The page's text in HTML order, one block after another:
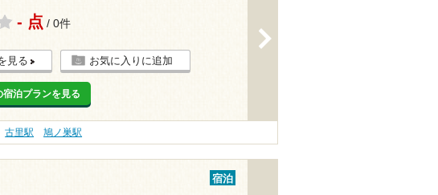
- 点 / 0件
見る お気に入りに追加
泊プランを見る
古里駅 鳩ノ巣駅
宿泊